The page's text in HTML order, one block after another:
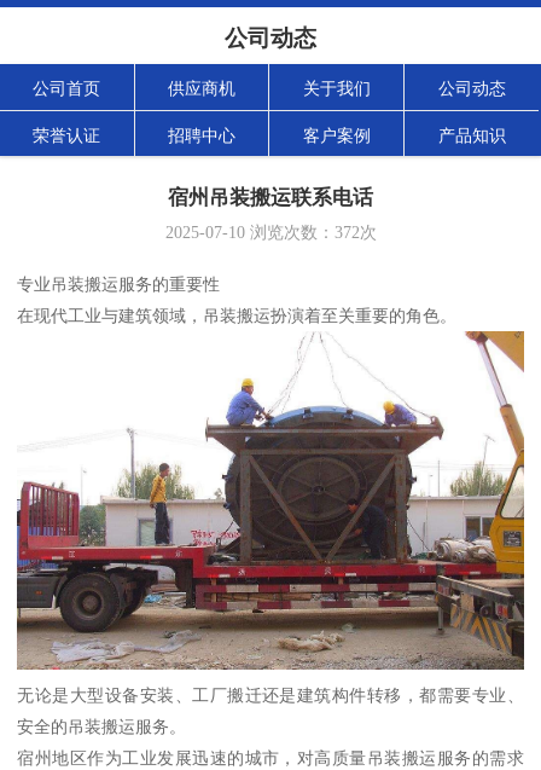
公司动态
公司首页 供应商机 关于我们 公司动态
荣誉认证 招聘中心 客户案例 产品知识
宿州吊装搬运联系电话
2025-07-10浏览次数： 372次
专业吊装搬运服务的重要性
在现代工业与建筑领域，吊装搬运扮演着至关重要的角色。
无论是大型设备安装、工厂搬迁还是建筑构件转移，都需要专业、
安全的吊装搬运服务。
宿州地区作为工业发展迅速的城市，对高质量吊装搬运服务的需求